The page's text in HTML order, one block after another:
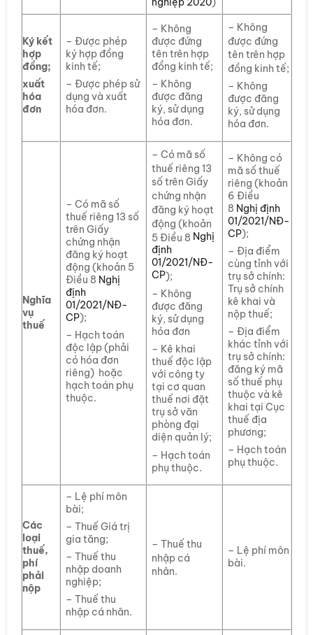
Ký kết
hợp
đồng;
xuất
hóa
đơn
– Được phép
ký hợp đồng
kinh tế;
– Được phép sử
dụng và xuất
hóa đơn.
– Không
được đứng
tên trên hợp
đồng kinh tế;
– Không
được đăng
ký, sử dụng
hóa đơn.
– Không
được đứng
tên trên hợp
đồng kinh tế;
– Không
được đăng
ký, sử dụng
hóa đơn.
Nghĩa
vụ
thuế
– Có mã số
thuế riêng 13 số
trên Giấy
chứng nhận
đăng ký hoạt
động (khoản 5
Điều 8 Nghị
định
01/2021/NĐ-
CP);
– Hạch toán
độc lập (phải
có hóa đơn
riêng) hoặc
hạch toán phụ
thuộc.
– Có mã số
thuế riêng 13
số trên Giấy
chứng nhận
đăng ký hoạt
động (khoản
5 Điều 8 Nghị
định
01/2021/NĐ-
CP);
– Không
được đăng
ký, sử dụng
hóa đơn
– Kê khai
thuế độc lập
với công ty
tại cơ quan
thuế nơi đặt
trụ sở văn
phòng đại
diện quản lý;
– Hạch toán
phụ thuộc.
– Không có
mã số thuế
riêng (khoản
6 Điều
8 Nghị định
01/2021/NĐ-
CP);
– Địa điểm
cùng tỉnh với
trụ sở chính:
Trụ sở chính
kê khai và
nộp thuế;
– Địa điểm
khác tỉnh với
trụ sở chính:
đăng ký mã
số thuế phụ
thuộc và kê
khai tại Cục
thuế địa
phương;
– Hạch toán
phụ thuộc.
Các
loại
thuế,
phí
phải
nộp
– Lệ phí môn
bài;
– Thuế Giá trị
gia tăng;
– Thuế thu
nhập doanh
nghiệp;
– Thuế thu
nhập cá nhân.
– Thuế thu
nhập cá
nhân.
– Lệ phí môn
bài.